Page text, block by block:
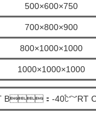
500×600×750
700×800×900
800×1000×1000
1000×1000×1000
B：-40℃～RT